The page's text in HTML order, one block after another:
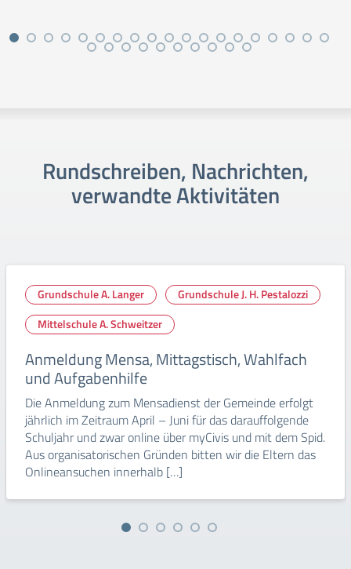
Rundschreiben, Nachrichten,
verwandte Aktivitäten
Grundschule A. Langer
Grundschule J. H. Pestalozzi
Mittelschule A. Schweitzer
Anmeldung Mensa, Mittagstisch, Wahlfach
und Aufgabenhilfe
Die Anmeldung zum Mensadienst der Gemeinde erfolgt
jährlich im Zeitraum April – Juni für das darauffolgende
Schuljahr und zwar online über myCivis und mit dem Spid.
Aus organisatorischen Gründen bitten wir die Eltern das
Onlineansuchen innerhalb […]